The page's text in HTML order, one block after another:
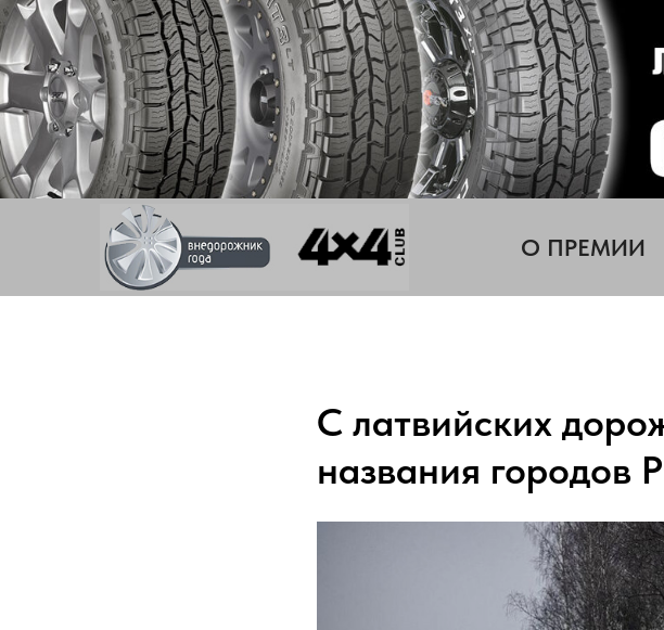
О ПРЕМИИ
С латвийских
названия городов